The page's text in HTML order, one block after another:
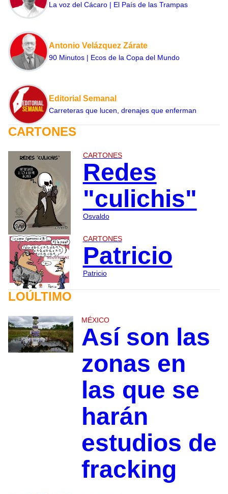
La voz del Cácaro | El País de las Trampas
Antonio Velázquez Zárate
90 Minutos | Ecos de la Copa del Mundo
Editorial Semanal
Carreteras que lucen, drenajes que enferman
CARTONES
CARTONES
Redes
"culichis"
Osvaldo
CARTONES
Patricio
Patricio
LOÚLTIMO
MÉXICO
Así son las
zonas en
las que se
harán
estudios de
fracking